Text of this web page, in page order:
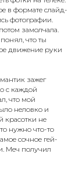
в формате слайд-
фотографии.
замолчала.
что ты
движение руки
зажег
с каждой
что мой
неловко и
красотки не
нужно что-то
сочное гей-
Меч получил